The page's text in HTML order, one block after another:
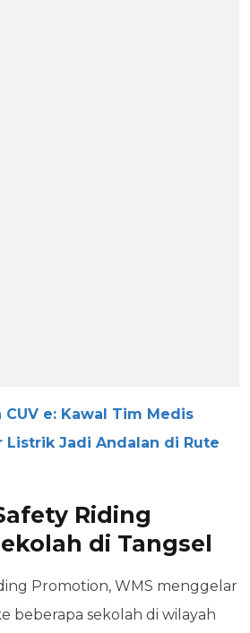
CUV e: Kawal Tim Medis
Listrik Jadi Andalan di Rute
Riding
di Tangsel
Promotion, WMS menggelar
beberapa sekolah di wilayah